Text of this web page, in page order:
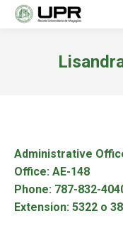
Administrative
Office: AE-148
Phone: 787-832-
Extension: 5322 o